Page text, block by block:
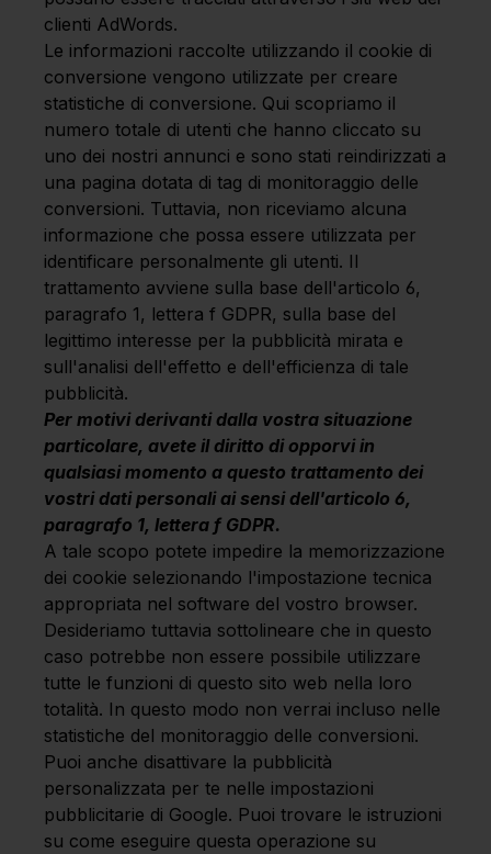
clienti AdWords.
Le informazioni raccolte utilizzando il cookie di
conversione vengono utilizzate per creare
statistiche di conversione. Qui scopriamo il
numero totale di utenti che hanno cliccato su
uno dei nostri annunci e sono stati reindirizzati a
una pagina dotata di tag di monitoraggio delle
conversioni. Tuttavia, non riceviamo alcuna
informazione che possa essere utilizzata per
identificare personalmente gli utenti. Il
trattamento avviene sulla base dell'articolo 6,
paragrafo 1, lettera f GDPR, sulla base del
legittimo interesse per la pubblicità mirata e
sull'analisi dell'effetto e dell'efficienza di tale
pubblicità.
Per motivi derivanti dalla vostra situazione
particolare, avete il diritto di opporvi in
qualsiasi momento a questo trattamento dei
vostri dati personali ai sensi dell'articolo 6,
paragrafo 1, lettera f GDPR.
A tale scopo potete impedire la memorizzazione
dei cookie selezionando l'impostazione tecnica
appropriata nel software del vostro browser.
Desideriamo tuttavia sottolineare che in questo
caso potrebbe non essere possibile utilizzare
tutte le funzioni di questo sito web nella loro
totalità. In questo modo non verrai incluso nelle
statistiche del monitoraggio delle conversioni.
Puoi anche disattivare la pubblicità
personalizzata per te nelle impostazioni
pubblicitarie di Google. Puoi trovare le istruzioni
su come eseguire questa operazione su